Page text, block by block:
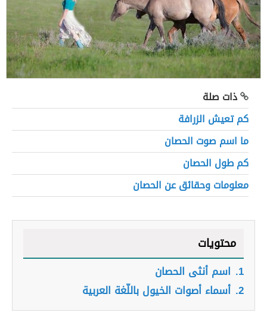
ذات صلة
كم تعيش الزرافة
ما اسم صوت الحصان
كم طول الحصان
معلومات وحقائق عن الحصان
محتويات
1. اسم أنثى الحصان
2. أسماء أصوات الخيول باللّغة العربية